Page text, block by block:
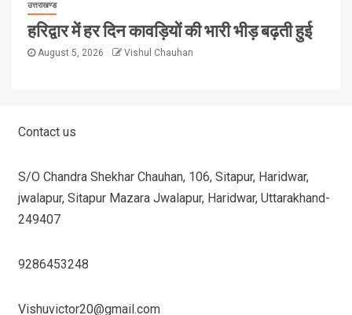
उत्तराखण्ड
हरिद्वार में हर दिन कावड़ियों की भारी भीड़ बढ़ती हुई
August 5, 2026 Vishul Chauhan
Contact us
S/O Chandra Shekhar Chauhan, 106, Sitapur, Haridwar,
jwalapur, Sitapur Mazara Jwalapur, Haridwar, Uttarakhand-
249407
9286453248
Vishuvictor20@gmail.com